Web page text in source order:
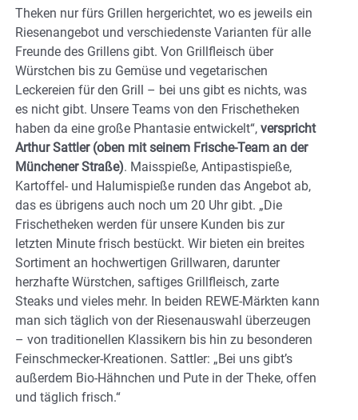
Theken nur fürs Grillen hergerichtet, wo es jeweils ein
Riesenangebot und verschiedenste Varianten für alle
Freunde des Grillens gibt. Von Grillfleisch über
Würstchen bis zu Gemüse und vegetarischen
Leckereien für den Grill – bei uns gibt es nichts, was
es nicht gibt. Unsere Teams von den Frischetheken
haben da eine große Phantasie entwickelt“, verspricht
Arthur Sattler (oben mit seinem Frische-Team an der
Münchener Straße). Maisspieße, Antipastispieße,
Kartoffel- und Halumispieße runden das Angebot ab,
das es übrigens auch noch um 20 Uhr gibt. „Die
Frischetheken werden für unsere Kunden bis zur
letzten Minute frisch bestückt. Wir bieten ein breites
Sortiment an hochwertigen Grillwaren, darunter
herzhafte Würstchen, saftiges Grillfleisch, zarte
Steaks und vieles mehr. In beiden REWE-Märkten kann
man sich täglich von der Riesenauswahl überzeugen
– von traditionellen Klassikern bis hin zu besonderen
Feinschmecker-Kreationen. Sattler: „Bei uns gibt’s
außerdem Bio-Hähnchen und Pute in der Theke, offen
und täglich frisch.“